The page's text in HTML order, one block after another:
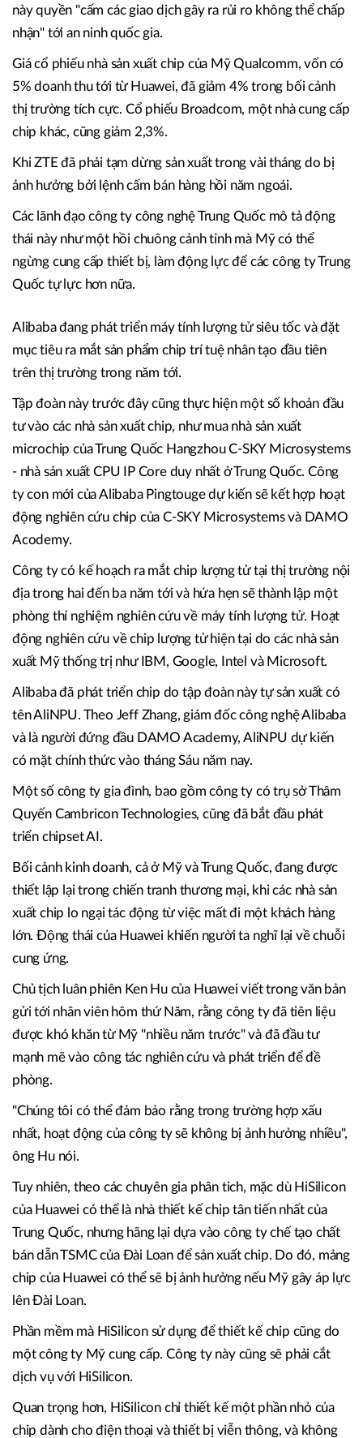
này quyền "cấm các giao dịch gây ra rủi ro không thể chấp
nhận" tới an ninh quốc gia.
Giá cổ phiếu nhà sản xuất chip của Mỹ Qualcomm, vốn có
5% doanh thu tới từ Huawei, đã giảm 4% trong bối cảnh
thị trường tích cực. Cổ phiếu Broadcom, một nhà cung cấp
chip khác, cũng giảm 2,3%.
Khi ZTE đã phải tạm dừng sản xuất trong vài tháng do bị
ảnh hưởng bởi lệnh cấm bán hàng hồi năm ngoái.
Các lãnh đạo công ty công nghệ Trung Quốc mô tả động
thái này như một hồi chuông cảnh tỉnh mà Mỹ có thể
ngừng cung cấp thiết bị, làm động lực để các công ty Trung
Quốc tự lực hơn nữa.
Alibaba đang phát triển máy tính lượng tử siêu tốc và đặt
mục tiêu ra mắt sản phẩm chip trí tuệ nhân tạo đầu tiên
trên thị trường trong năm tới.
Tập đoàn này trước đây cũng thực hiện một số khoản đầu
tư vào các nhà sản xuất chip, như mua nhà sản xuất
microchip của Trung Quốc Hangzhou C-SKY Microsystems
- nhà sản xuất CPU IP Core duy nhất ở Trung Quốc. Công
ty con mới của Alibaba Pingtouge dự kiến sẽ kết hợp hoạt
động nghiên cứu chip của C-SKY Microsystems và DAMO
Acodemy.
Công ty có kế hoạch ra mắt chip lượng tử tại thị trường nội
địa trong hai đến ba năm tới và hứa hẹn sẽ thành lập một
phòng thí nghiệm nghiên cứu về máy tính lượng tử. Hoạt
động nghiên cứu về chip lượng tử hiện tại do các nhà sản
xuất Mỹ thống trị như IBM, Google, Intel và Microsoft.
Alibaba đã phát triển chip do tập đoàn này tự sản xuất có
tên AliNPU. Theo Jeff Zhang, giám đốc công nghệ Alibaba
và là người đứng đầu DAMO Academy, AliNPU dự kiến
có mặt chính thức vào tháng Sáu năm nay.
Một số công ty gia đình, bao gồm công ty có trụ sở Thâm
Quyến Cambricon Technologies, cũng đã bắt đầu phát
triển chipset AI.
Bối cảnh kinh doanh, cả ở Mỹ và Trung Quốc, đang được
thiết lập lại trong chiến tranh thương mại, khi các nhà sản
xuất chip lo ngại tác động từ việc mất đi một khách hàng
lớn. Động thái của Huawei khiến người ta nghĩ lại về chuỗi
cung ứng.
Chủ tịch luân phiên Ken Hu của Huawei viết trong văn bản
gửi tới nhân viên hôm thứ Năm, rằng công ty đã tiên liệu
được khó khăn từ Mỹ "nhiều năm trước" và đã đầu tư
mạnh mẽ vào công tác nghiên cứu và phát triển để đề
phòng.
"Chúng tôi có thể đảm bảo rằng trong trường hợp xấu
nhất, hoạt động của công ty sẽ không bị ảnh hưởng nhiều",
ông Hu nói.
Tuy nhiên, theo các chuyên gia phân tich, mặc dù HiSilicon
của Huawei có thể là nhà thiết kế chip tân tiến nhất của
Trung Quốc, nhưng hãng lại dựa vào công ty chế tạo chất
bán dẫn TSMC của Đài Loan để sản xuất chip. Do đó, mảng
chip của Huawei có thể sẽ bị ảnh hưởng nếu Mỹ gây áp lực
lên Đài Loan.
Phần mềm mà HiSilicon sử dụng để thiết kế chip cũng do
một công ty Mỹ cung cấp. Công ty này cũng sẽ phải cắt
dịch vụ với HiSilicon.
Quan trọng hơn, HiSilicon chỉ thiết kế một phần nhỏ của
chip dành cho điện thoại và thiết bị viễn thông, và không